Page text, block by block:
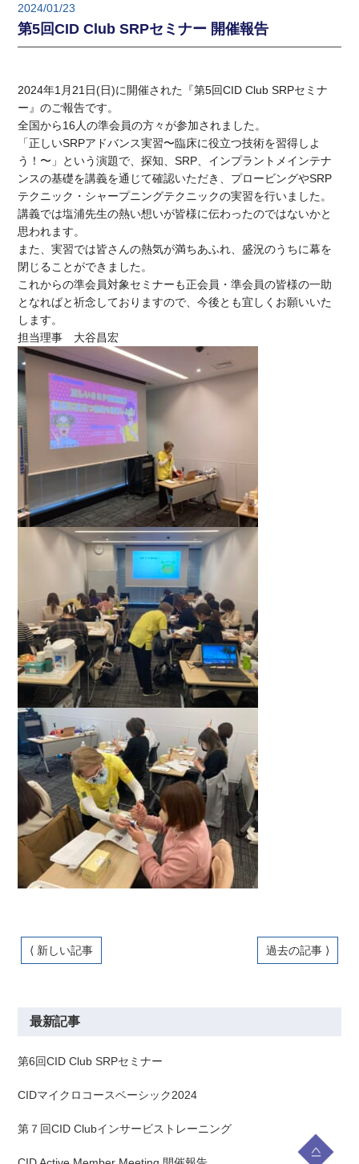
2024/01/23
第5回CID Club SRPセミナー 開催報告
2024年1月21日(日)に開催された『第5回CID Club SRPセミナ
ー』のご報告です。
全国から16人の準会員の方々が参加されました。
「正しいSRPアドバンス実習〜臨床に役立つ技術を習得しよ
う！〜」という演題で、探知、SRP、インプラントメインテナ
ンスの基礎を講義を通じて確認いただき、プロービングやSRP
テクニック・シャープニングテクニックの実習を行いました。
講義では塩浦先生の熱い想いが皆様に伝わったのではないかと
思われます。
また、実習では皆さんの熱気が満ちあふれ、盛況のうちに幕を
閉じることができました。
これからの準会員対象セミナーも正会員・準会員の皆様の一助
となればと祈念しておりますので、今後とも宜しくお願いいた
します。
担当理事 大谷昌宏
⟨ 新しい記事 過去の記事 ⟩
最新記事
第6回CID Club SRPセミナー
CIDマイクロコースベーシック2024
第７回CID Clubインサービストレーニング